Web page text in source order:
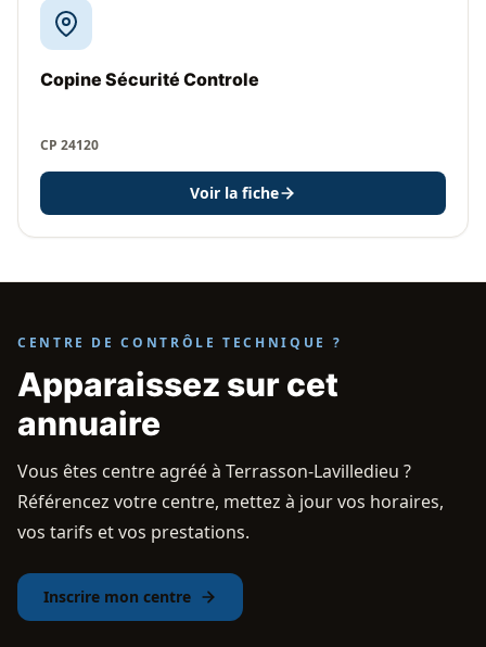
Copine Sécurité Controle
CP 24120
Voir la fiche
CENTRE DE CONTRÔLE TECHNIQUE ?
Apparaissez sur cet
annuaire
Vous êtes centre agréé à Terrasson-Lavilledieu ?
Référencez votre centre, mettez à jour vos horaires,
vos tarifs et vos prestations.
Inscrire mon centre